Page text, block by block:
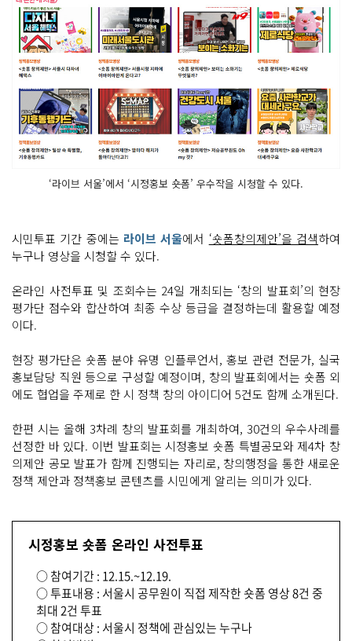
‘라이브 서울’에서 ‘시정홍보 숏폼’ 우수작을 시청할 수 있다.
시민투표 기간 중에는 라이브 서울에서 ‘숏폼창의제안’을 검색하여
누구나 영상을 시청할 수 있다.
온라인 사전투표 및 조회수는 24일 개최되는 ‘창의 발표회’의 현장
평가단 점수와 합산하여 최종 수상 등급을 결정하는데 활용할 예정
이다.
현장 평가단은 숏폼 분야 유명 인플루언서, 홍보 관련 전문가, 실국
홍보담당 직원 등으로 구성할 예정이며, 창의 발표회에서는 숏폼 외
에도 협업을 주제로 한 시 정책 창의 아이디어 5건도 함께 소개된다.
한편 시는 올해 3차례 창의 발표회를 개최하여, 30건의 우수사례를
선정한 바 있다. 이번 발표회는 시정홍보 숏폼 특별공모와 제4차 창
의제안 공모 발표가 함께 진행되는 자리로, 창의행정을 통한 새로운
정책 제안과 정책홍보 콘텐츠를 시민에게 알리는 의미가 있다.
시정홍보 숏폼 온라인 사전투표
○ 참여기간 : 12.15.~12.19.
○ 투표내용 : 서울시 공무원이 직접 제작한 숏폼 영상 8건 중
최대 2건 투표
○ 참여대상 : 서울시 정책에 관심있는 누구나